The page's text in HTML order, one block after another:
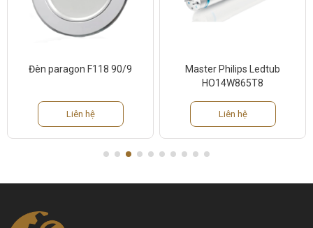
Đèn paragon F118 90/9
Liên hệ
Master Philips Ledtub
HO14W865T8
Liên hệ